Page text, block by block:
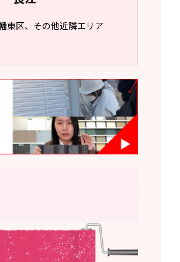
東区、その他近隣エリア